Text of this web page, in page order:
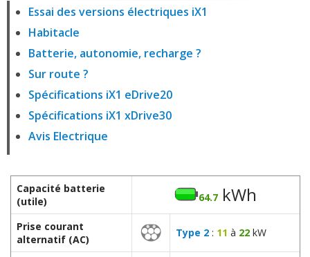
Essai des versions électriques iX1
Habitacle
Batterie, autonomie, recharge ?
Sur route ?
Spécifications iX1 eDrive20
Spécifications iX1 xDrive30
Avis Electrique
Capacité batterie
(utile)
64.7 kWh
Prise courant
alternatif (AC)
Type 2: 11 à 22kW